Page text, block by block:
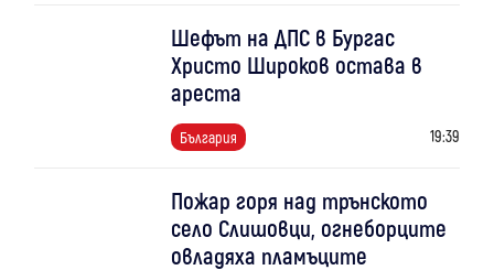
Шефът на ДПС в Бургас
Христо Широков остава в
ареста
България 19:39
Пожар горя над трънското
село Слишовци, огнеборците
овладяха пламъците